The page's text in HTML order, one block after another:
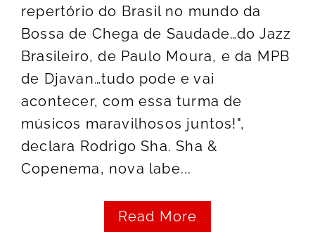
repertório do Brasil no mundo da
Bossa de Chega de Saudade…do Jazz
Brasileiro, de Paulo Moura, e da MPB
de Djavan…tudo pode e vai
acontecer, com essa turma de
músicos maravilhosos juntos!",
declara Rodrigo Sha. Sha &
Copenema, nova labe...
Read More